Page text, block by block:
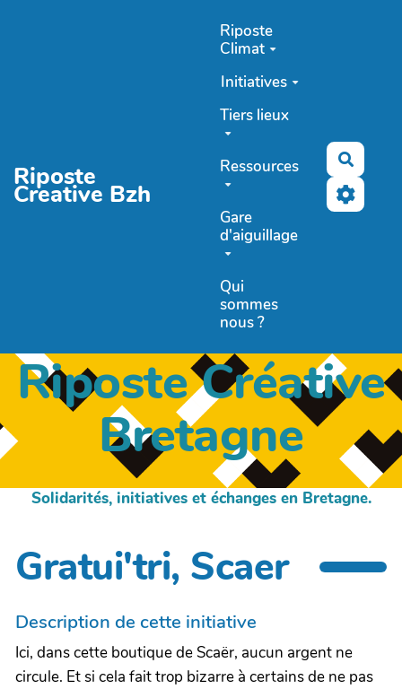
Riposte
Creative Bzh
Riposte
Climat
Initiatives
Tiers lieux
Ressources
Gare
d'aiguillage
Qui
sommes
nous ?
Riposte Créative
Bretagne
Solidarités, initiatives et échanges en Bretagne.
Gratui'tri, Scaer
Description de cette initiative
Ici, dans cette boutique de Scaër, aucun argent ne
circule. Et si cela fait trop bizarre à certains de ne pas